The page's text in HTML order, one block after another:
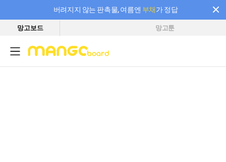
버려지지 않는 판촉물, 여름엔 부채가 정답
필요한 만큼 충전하고 끊김 없이 작업하세요! 새로워진 AI 부스터 요금제
망고보드 망고툰